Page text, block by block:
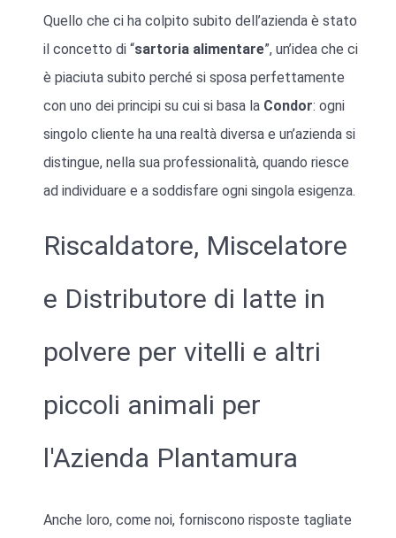
Quello che ci ha colpito subito dell’azienda è stato
il concetto di “sartoria alimentare”, un’idea che ci
è piaciuta subito perché si sposa perfettamente
con uno dei principi su cui si basa la Condor: ogni
singolo cliente ha una realtà diversa e un’azienda si
distingue, nella sua professionalità, quando riesce
ad individuare e a soddisfare ogni singola esigenza.
Riscaldatore, Miscelatore
e Distributore di latte in
polvere per vitelli e altri
piccoli animali per
l'Azienda Plantamura
Anche loro, come noi, forniscono risposte tagliate